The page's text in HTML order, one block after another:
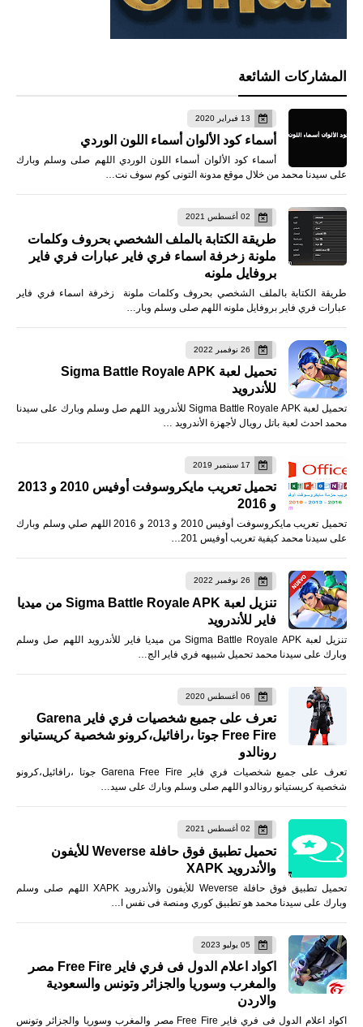
المشاركات الشائعة
13 فبراير 2020
أسماء كود الألوان أسماء اللون الوردي
أسماء كود الألوان أسماء اللون الوردي اللهم صلى وسلم وبارك
على سيدنا محمد من خلال موقع مدونة التونى كوم سوف نت…
02 أغسطس 2021
طريقة الكتابة بالملف الشخصي بحروف وكلمات
ملونة زخرفة اسماء فري فاير عبارات فري فاير
بروفايل ملونه
طريقة الكتابة بالملف الشخصي بحروف وكلمات ملونة زخرفة اسماء فري فاير
عبارات فري فاير بروفايل ملونه اللهم صلى وسلم وبار…
26 نوفمبر 2022
تحميل لعبة Sigma Battle Royale APK
للأندرويد
تحميل لعبة Sigma Battle Royale APK للأندرويد اللهم صل وسلم وبارك على سيدنا
محمد احدث لعبة باتل رويال لأجهزة الأندرويد …
17 سبتمبر 2019
تحميل تعريب مايكروسوفت أوفيس 2010 و 2013
و 2016
تحميل تعريب مايكروسوفت أوفيس 2010 و 2013 و 2016 اللهم صلي وسلم وبارك
على سيدنا محمد كيفية تعريب أوفيس 201…
26 نوفمبر 2022
تنزيل لعبة Sigma Battle Royale APK من ميديا
فاير للأندرويد
تنزيل لعبة Sigma Battle Royale APK من ميديا فاير للأندرويد اللهم صل وسلم
وبارك على سيدنا محمد تحميل شبيهه فري فاير الج…
06 أغسطس 2020
تعرف على جميع شخصيات فري فاير Garena
Free Fire جوتا ،رافائيل،كرونو شخصية كريستيانو
رونالدو
تعرف على جميع شخصيات فري فاير Garena Free Fire جوتا ،رافائيل،كرونو
شخصية كريستيانو رونالدو اللهم صلى وسلم وبارك على سيد…
02 أغسطس 2021
تحميل تطبيق فوق حافلة Weverse للأيفون
والأندرويد XAPK
تحميل تطبيق فوق حافلة Weverse للأيفون والأندرويد XAPK اللهم صلى وسلم
وبارك على سيدنا محمد هو تطبيق كوري ومنصة فى نفس ا…
05 يوليو 2023
اكواد اعلام الدول فى فري فاير Free Fire مصر
والمغرب وسوريا والجزائر وتونس والسعودية
والاردن
اكواد اعلام الدول فى فري فاير Free Fire مصر والمغرب وسوريا والجزائر وتونس